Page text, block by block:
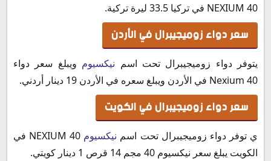
NEXIUM 40 في تركيا 33.5 ليرة تركية.
سعر دواء زوميجيبرال في الأردن
يتوفر دواء زوميجيبرال تحت اسم نيكسيوم ويبلغ سعر دواء
Nexium 40 في الأردن ويبلغ سعره في الأردن 19 دينار أردني.
سعر دواء زوميجيبرال في الكويت
ي توفر دواء زوميجيبرال تحت اسم نيكسيوم
NEXIUM 40 في
الكويت يبلغ سعر نيكسيوم 40 مجم 14 قرص 1 دينار كويتي.